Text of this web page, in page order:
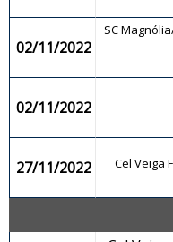
02/11/2022
SC
02/11/2022
27/11/2022 Cel Veiga